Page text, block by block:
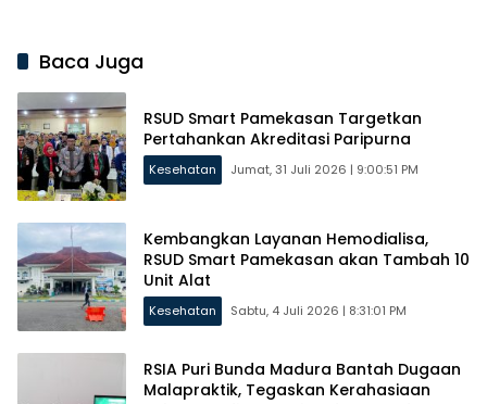
Baca Juga
RSUD Smart Pamekasan Targetkan
Pertahankan Akreditasi Paripurna
Kesehatan Jumat, 31 Juli 2026 | 9:00:51 PM
Kembangkan Layanan Hemodialisa,
RSUD Smart Pamekasan akan Tambah 10
Unit Alat
Kesehatan Sabtu, 4 Juli 2026 | 8:31:01 PM
RSIA Puri Bunda Madura Bantah Dugaan
Malapraktik, Tegaskan Kerahasiaan